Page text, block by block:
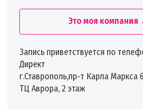
Это моя компания
Запись приветствуется по
Директ
г.Ставрополь,пр-т Карла Маркса
ТЦ Аврора, 2 этаж